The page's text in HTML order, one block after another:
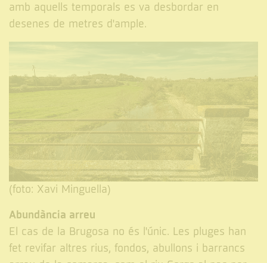
amb aquells temporals es va desbordar en
desenes de metres d'ample.
(foto: Xavi Minguella)
Abundància arreu
El cas de la Brugosa no és l'únic. Les pluges han
fet revifar altres rius, fondos, abullons i barrancs